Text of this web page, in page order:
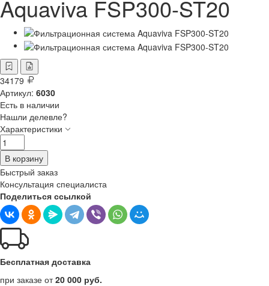
Aquaviva FSP300-ST20
34179
Артикул: 6030
Есть в наличии
Нашли делевле?
Характеристики
В корзину
Быстрый заказ
Консультация специалиста
Поделиться ссылкой
Бесплатная доставка
при заказе от20 000 руб.